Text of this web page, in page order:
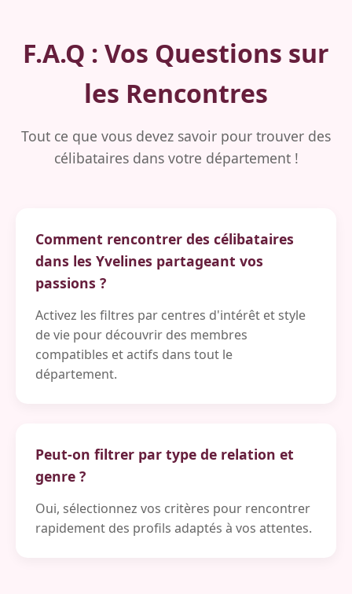
F.A.Q : Vos Questions sur
les Rencontres
Tout ce que vous devez savoir pour trouver des
célibataires dans votre département !
Comment rencontrer des célibataires
dans les Yvelines partageant vos
passions ?
Activez les filtres par centres d'intérêt et style
de vie pour découvrir des membres
compatibles et actifs dans tout le
département.
Peut-on filtrer par type de relation et
genre ?
Oui, sélectionnez vos critères pour rencontrer
rapidement des profils adaptés à vos attentes.